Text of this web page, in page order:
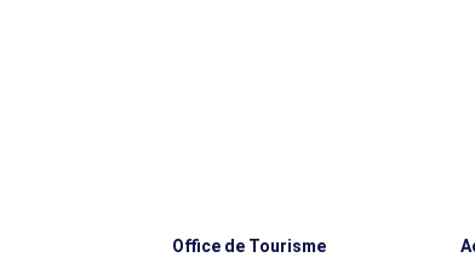
Office de Tourisme